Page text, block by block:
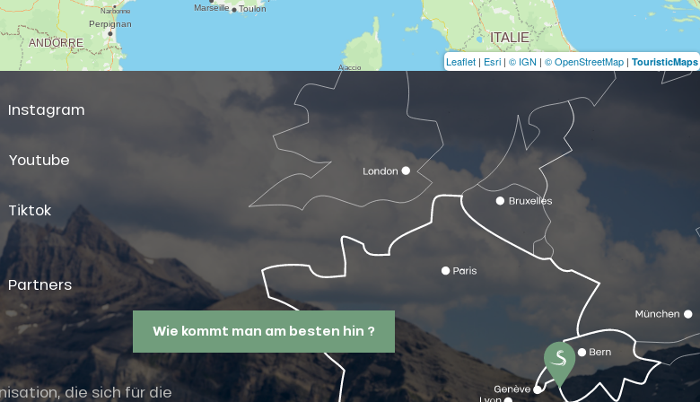
Leaflet | Esri | © IGN | © OpenStreetMap | TouristicMaps
Instagram
Youtube
Tiktok
Partners
die sich für die
Wie kommt man am besten hin ?